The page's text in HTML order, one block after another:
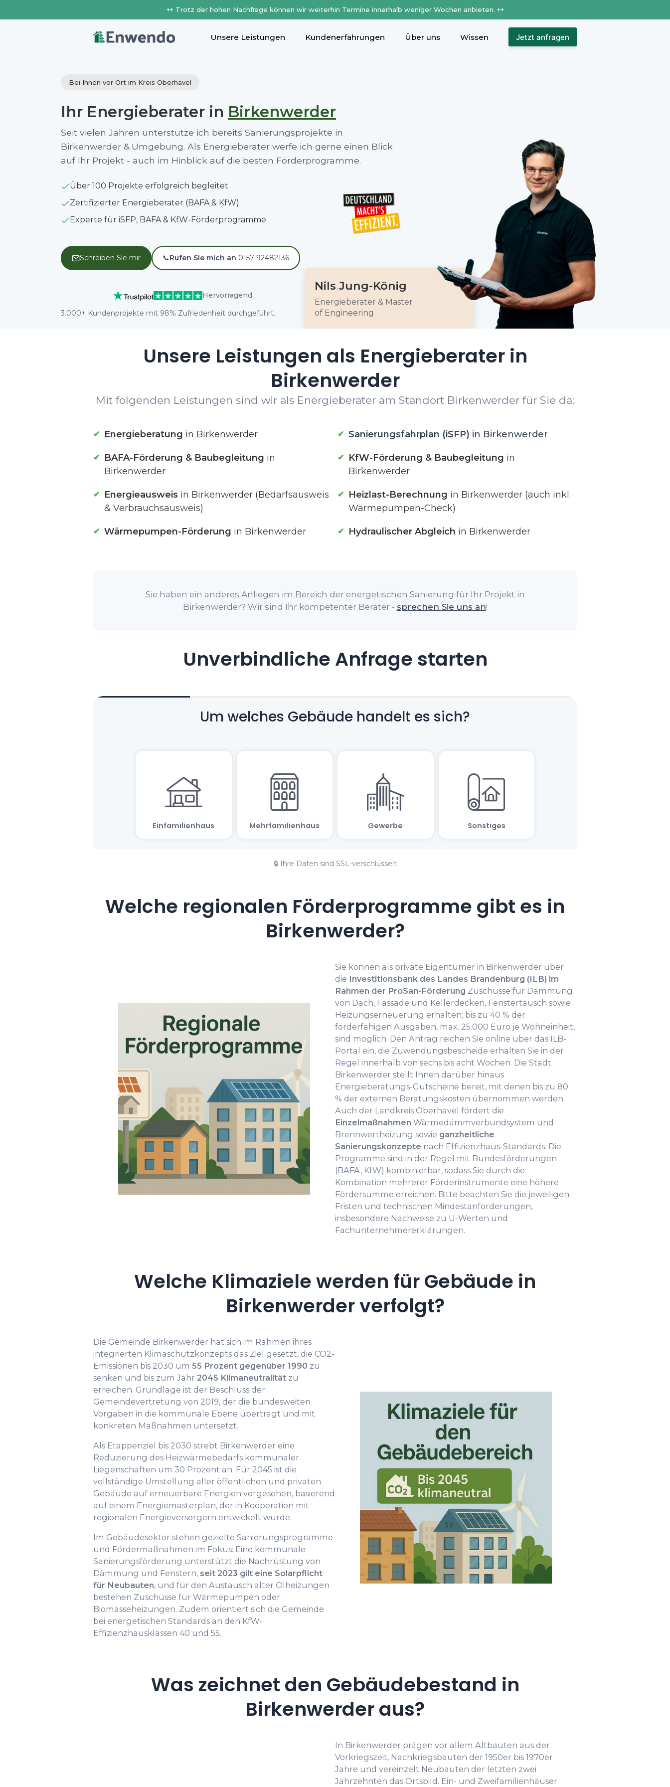
++ Trotz der hohen Nachfrage können wir weiterhin Termine innerhalb weniger Wochen anbieten. ++
Unsere Leistungen Kundenerfahrungen Über uns Wissen Jetzt anfragen
Bei Ihnen vor Ort im Kreis Oberhavel
Ihr Energieberater in Birkenwerder
Seit vielen Jahren unterstütze ich bereits Sanierungsprojekte in
Birkenwerder & Umgebung. Als Energieberater werfe ich gerne einen Blick
auf Ihr Projekt - auch im Hinblick auf die besten Förderprogramme.
Über 100 Projekte erfolgreich begleitet
Zertifizierter Energieberater (BAFA & KfW)
Experte für iSFP, BAFA & KfW-Förderprogramme
Schreiben Sie mir 📞Rufen Sie mich an 0157 92482136
Hervorragend
3.000+ Kundenprojekte mit 98% Zufriedenheit durchgeführt.
Nils Jung-König
Energieberater & Master
of Engineering
Unsere Leistungen als Energieberater in
Birkenwerder
Mit folgenden Leistungen sind wir als Energieberater am Standort Birkenwerder für Sie da:
Energieberatung in Birkenwerder Sanierungsfahrplan (iSFP) in Birkenwerder
BAFA-Förderung & Baubegleitung in
Birkenwerder
KfW-Förderung & Baubegleitung in
Birkenwerder
Energieausweis in Birkenwerder (Bedarfsausweis
& Verbrauchsausweis)
Heizlast-Berechnung in Birkenwerder (auch inkl.
Wärmepumpen-Check)
Wärmepumpen-Förderung in Birkenwerder Hydraulischer Abgleich in Birkenwerder
Sie haben ein anderes Anliegen im Bereich der energetischen Sanierung für Ihr Projekt in
Birkenwerder? Wir sind Ihr kompetenter Berater - sprechen Sie uns an!
Unverbindliche Anfrage starten
🔒 Ihre Daten sind SSL-verschlüsselt
Welche regionalen Förderprogramme gibt es in
Birkenwerder?
Sie können als private Eigentümer in Birkenwerder über
die Investitionsbank des Landes Brandenburg (ILB) im
Rahmen der ProSan-Förderung Zuschüsse für Dämmung
von Dach, Fassade und Kellerdecken, Fenstertausch sowie
Heizungserneuerung erhalten; bis zu 40 % der
förderfähigen Ausgaben, max. 25.000 Euro je Wohneinheit,
sind möglich. Den Antrag reichen Sie online über das ILB-
Portal ein, die Zuwendungsbescheide erhalten Sie in der
Regel innerhalb von sechs bis acht Wochen. Die Stadt
Birkenwerder stellt Ihnen darüber hinaus
Energieberatungs-Gutscheine bereit, mit denen bis zu 80
% der externen Beratungskosten übernommen werden.
Auch der Landkreis Oberhavel fördert die
Einzelmaßnahmen Wärmedämmverbundsystem und
Brennwertheizung sowie ganzheitliche
Sanierungskonzepte nach Effizienzhaus-Standards. Die
Programme sind in der Regel mit Bundesförderungen
(BAFA, KfW) kombinierbar, sodass Sie durch die
Kombination mehrerer Förderinstrumente eine höhere
Fördersumme erreichen. Bitte beachten Sie die jeweiligen
Fristen und technischen Mindestanforderungen,
insbesondere Nachweise zu U-Werten und
Fachunternehmererklärungen.
Welche Klimaziele werden für Gebäude in
Birkenwerder verfolgt?
Die Gemeinde Birkenwerder hat sich im Rahmen ihres
integrierten Klimaschutzkonzepts das Ziel gesetzt, die CO2-
Emissionen bis 2030 um 55 Prozent gegenüber 1990 zu
senken und bis zum Jahr 2045 Klimaneutralität zu
erreichen. Grundlage ist der Beschluss der
Gemeindevertretung von 2019, der die bundesweiten
Vorgaben in die kommunale Ebene überträgt und mit
konkreten Maßnahmen untersetzt.
Als Etappenziel bis 2030 strebt Birkenwerder eine
Reduzierung des Heizwärmebedarfs kommunaler
Liegenschaften um 30 Prozent an. Für 2045 ist die
vollständige Umstellung aller öffentlichen und privaten
Gebäude auf erneuerbare Energien vorgesehen, basierend
auf einem Energiemasterplan, der in Kooperation mit
regionalen Energieversorgern entwickelt wurde.
Im Gebäudesektor stehen gezielte Sanierungsprogramme
und Fördermaßnahmen im Fokus: Eine kommunale
Sanierungsförderung unterstützt die Nachrüstung von
Dämmung und Fenstern, seit 2023 gilt eine Solarpflicht
für Neubauten, und für den Austausch alter Ölheizungen
bestehen Zuschüsse für Wärmepumpen oder
Biomasseheizungen. Zudem orientiert sich die Gemeinde
bei energetischen Standards an den KfW-
Effizienzhausklassen 40 und 55.
Was zeichnet den Gebäudebestand in
Birkenwerder aus?
In Birkenwerder prägen vor allem Altbauten aus der
Vorkriegszeit, Nachkriegsbauten der 1950er bis 1970er
Jahre und vereinzelt Neubauten der letzten zwei
Jahrzehnten das Ortsbild. Ein- und Zweifamilienhäuser